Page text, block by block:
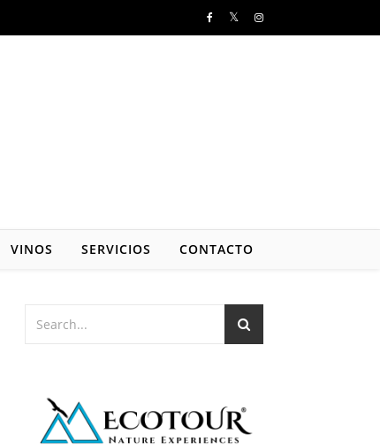
VINOS SERVICIOS CONTACTO